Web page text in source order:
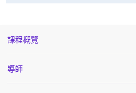
課程概覽
導師